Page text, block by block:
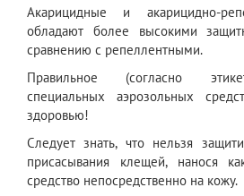
Акарицидные и акарицидно-
обладают более высокими
сравнению с репеллентными.
Правильное (согласно
специальных аэрозольных
здоровью!
Следует знать, что нельзя
присасывания клещей, нанося
средство непосредственно на кожу.